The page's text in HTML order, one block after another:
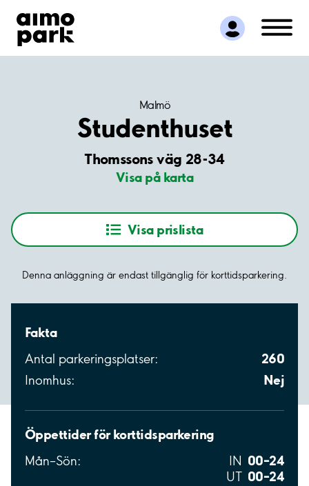
Hitta parkering
Samarbete
Kundservice
Malmö
Studenthuset
Thomssons väg 28-34
Visa på karta
Visa prislista
Denna anläggning är endast tillgänglig för korttidsparkering.
Fakta
Antal parkeringsplatser: 260
Inomhus: Nej
Öppettider för korttidsparkering
Mån–Sön: IN 00–24
UT 00–24